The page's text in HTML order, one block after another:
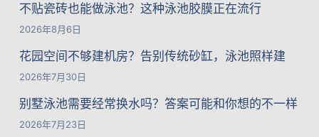
不贴瓷砖也能做泳池？这种泳池胶膜正在流行
2026年8月6日
花园空间不够建机房？告别传统砂缸，泳池照样建
2026年7月30日
别墅泳池需要经常换水吗？答案可能和你想的不一样
2026年7月23日